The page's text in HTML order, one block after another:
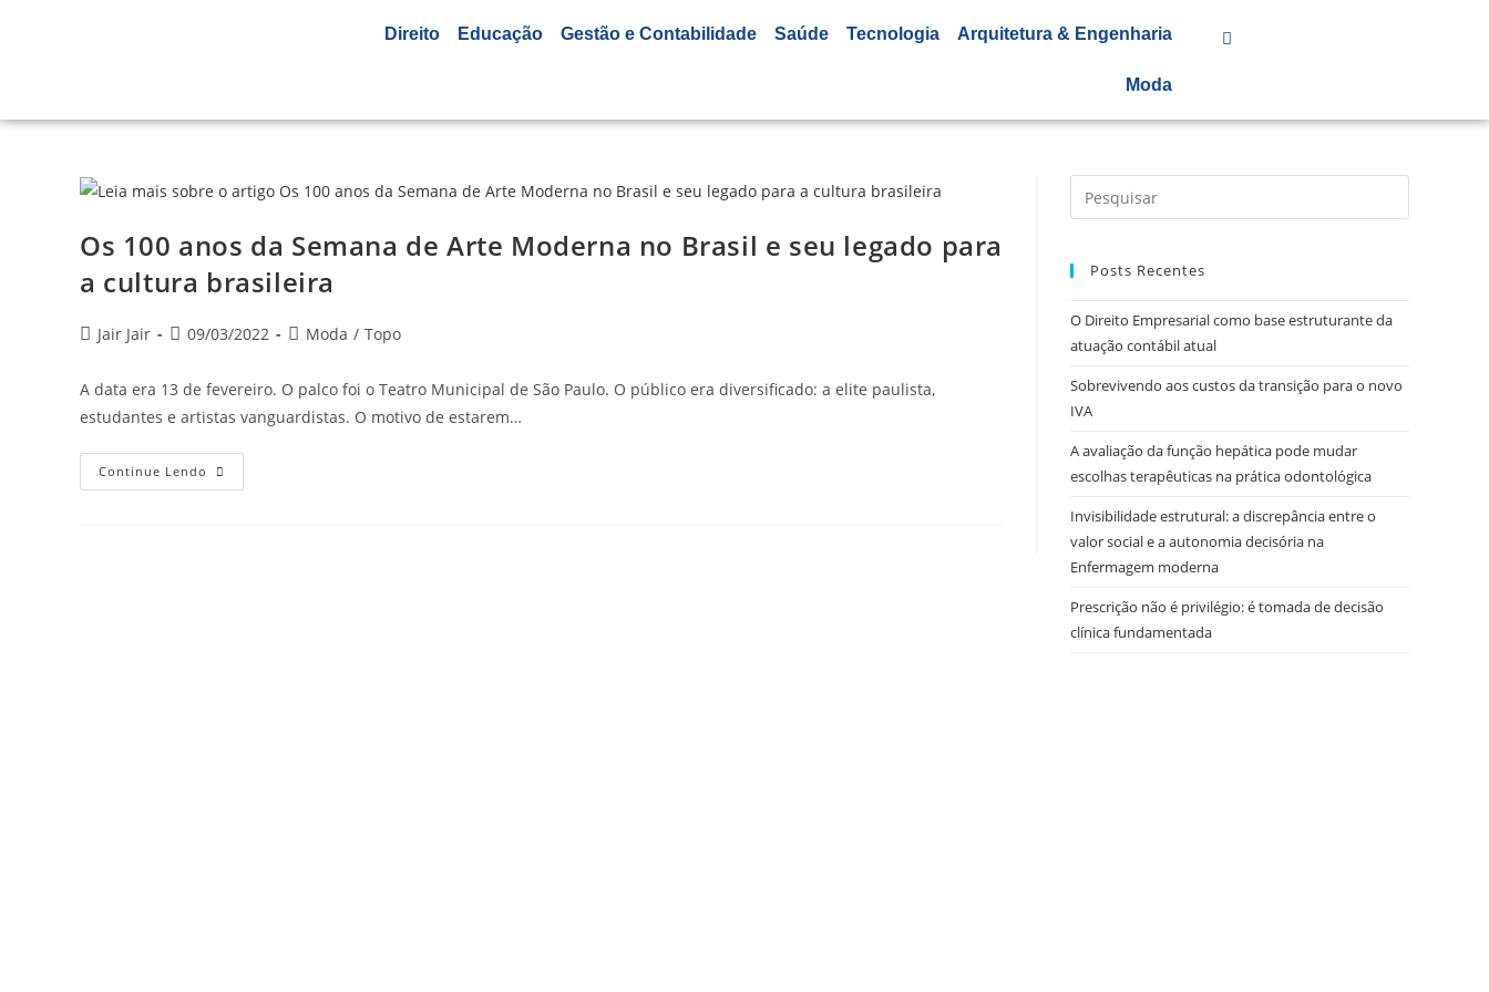
Direito Educação Gestão e Contabilidade Saúde Tecnologia Arquitetura & Engenharia
Moda
Os 100 anos da Semana de Arte Moderna no Brasil e seu legado para
a cultura brasileira
Jair Jair 09/03/2022 Moda / Topo
A data era 13 de fevereiro. O palco foi o Teatro Municipal de São Paulo. O público era diversificado: a elite paulista,
estudantes e artistas vanguardistas. O motivo de estarem…
Continue Lendo
Posts Recentes
O Direito Empresarial como base estruturante da
atuação contábil atual
Sobrevivendo aos custos da transição para o novo
IVA
A avaliação da função hepática pode mudar
escolhas terapêuticas na prática odontológica
Invisibilidade estrutural: a discrepância entre o
valor social e a autonomia decisória na
Enfermagem moderna
Prescrição não é privilégio: é tomada de decisão
clínica fundamentada